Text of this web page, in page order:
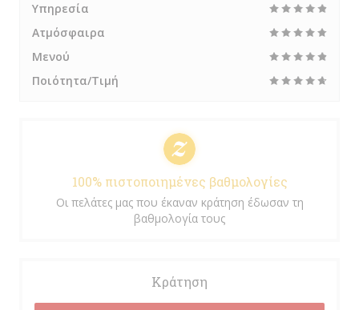
Υπηρεσία
Ατμόσφαιρα
Μενού
Ποιότητα/Τιμή
100% πιστοποιημένες βαθμολογίες
Οι πελάτες μας που έκαναν κράτηση έδωσαν τη
βαθμολογία τους
Κράτηση